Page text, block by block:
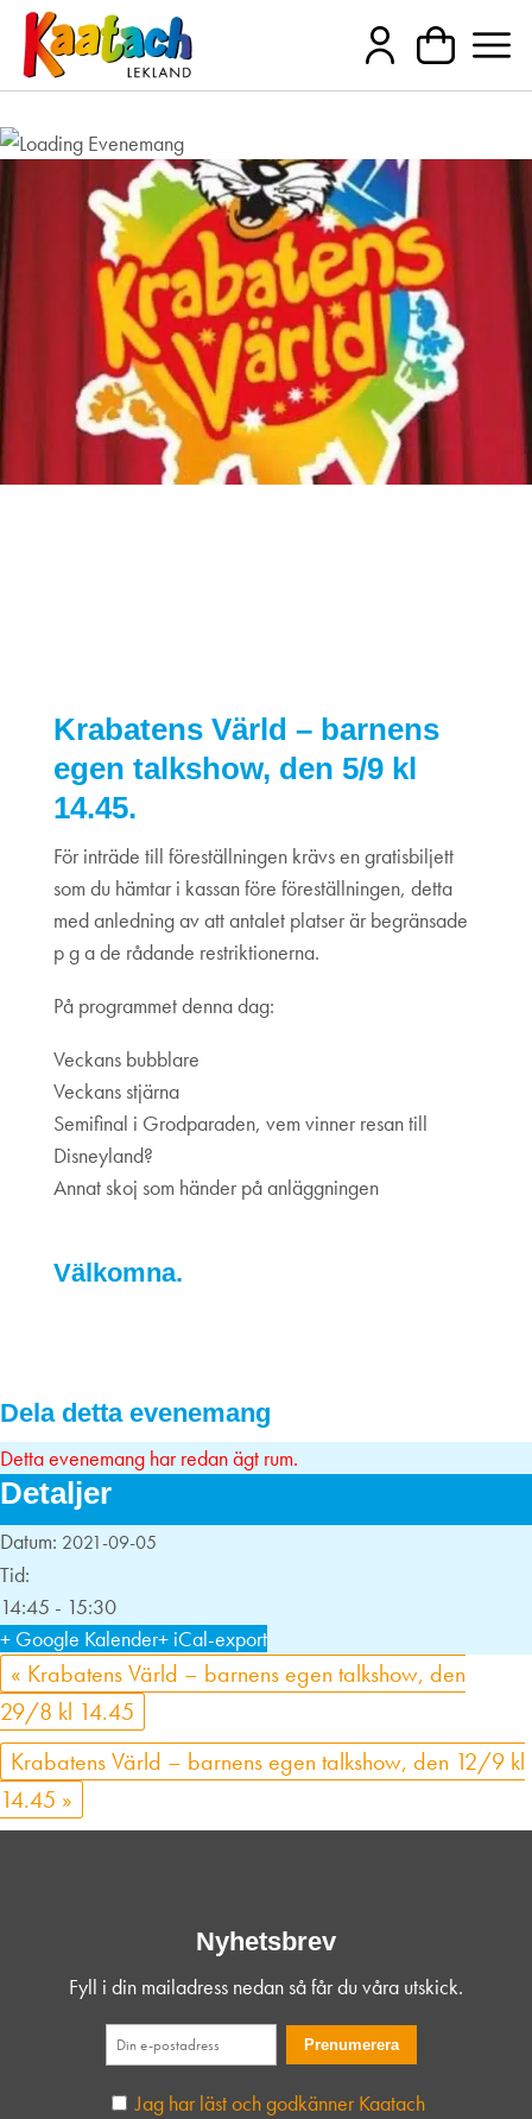
Krabatens Värld – barnens
egen talkshow, den 5/9 kl
14.45.
För inträde till föreställningen krävs en gratisbiljett
som du hämtar i kassan före föreställningen, detta
med anledning av att antalet platser är begränsade
p g a de rådande restriktionerna.
På programmet denna dag:
Veckans bubblare
Veckans stjärna
Semifinal i Grodparaden, vem vinner resan till
Disneyland?
Annat skoj som händer på anläggningen
Välkomna.
Dela detta evenemang
Detta evenemang har redan ägt rum.
Detaljer
Datum: 2021-09-05
Tid:
14:45 - 15:30
+ Google Kalender+ iCal-export
« Krabatens Värld – barnens egen talkshow, den
29/8 kl 14.45
Krabatens Värld – barnens egen talkshow, den 12/9 kl
14.45 »
Nyhetsbrev
Fyll i din mailadress nedan så får du våra utskick.
Jag har läst och godkänner Kaatach